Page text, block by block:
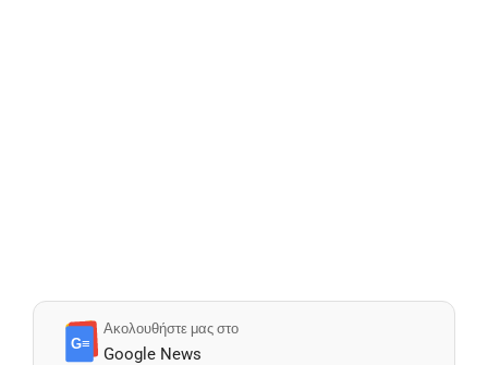
G≡
Ακολουθήστε μας στο
Google News